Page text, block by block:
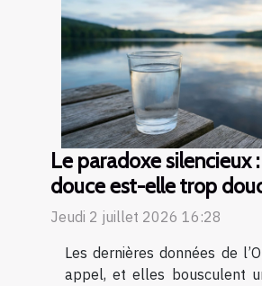
Le paradoxe silencieux :
douce est-elle trop
Jeudi 2 juillet 2026 16:28
Les dernières données de
appel, et elles bousculent